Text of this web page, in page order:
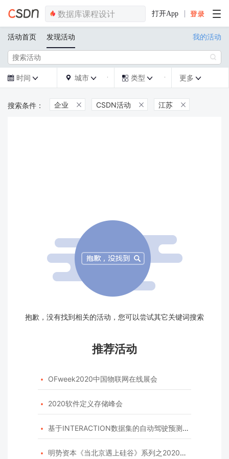
打开App
活动首页 发现活动 我的活动

 时间   城市   类型  更多 
企业  CSDN活动  江苏 
抱歉，没有找到相关的活动，您可以尝试其它关键词搜索
推荐活动
 OFweek2020中国物联网在线展会
 2020软件定义存储峰会
 基于INTERACTION数据集的自动驾驶预测模型挑战赛
 明势资本《当北京遇上硅谷》系列之2020年度开源峰会